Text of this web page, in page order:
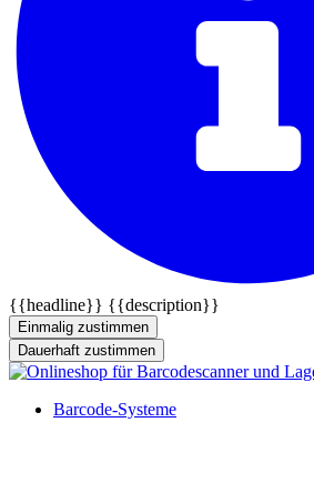
{{headline}} {{description}}
Einmalig zustimmen
Dauerhaft zustimmen
Barcode-Systeme